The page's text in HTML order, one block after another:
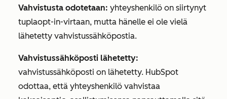
Vahvistusta odotetaan: yhteyshenkilö on siirtynyt
tuplaopt-in-virtaan, mutta hänelle ei ole vielä
lähetetty vahvistussähköpostia.
Vahvistussähköposti lähetetty:
vahvistussähköposti on lähetetty. HubSpot
odottaa, että yhteyshenkilö vahvistaa